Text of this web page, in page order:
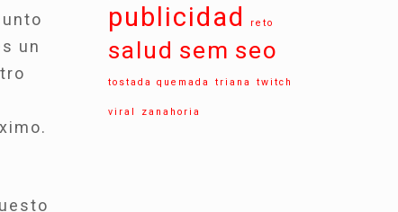
un
publicidad reto
salud sem seo
tostada quemada triana twitch
viral zanahoria